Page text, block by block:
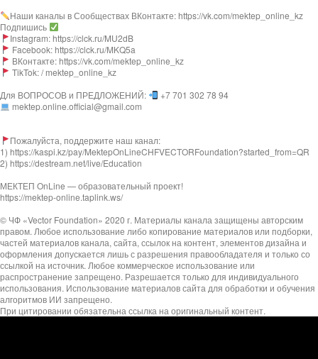
Наши каналы в Сообществах ВКонтакте: https://vk.com/mektep_online_kz
Подпишись
Instagram: https://clck.ru/MU2dB
Facebook: https://clck.ru/MKQ5a
ВКонтакте: https://vk.com/mektep_online_kz
TikTok: / mektep_online_kz
Для ВОПРОСОВ и ПРЕДЛОЖЕНИЙ:
+7 701 302 78 94
mektep.online.official@gmail.com
Пожалуйста, поддержите наш канал:
1) https://kaspi.kz/pay/MektepOnLineCHFVECTORFoundation?started_from=QR
2) https://destream.net/live/Education
МЕКТЕП OnLine — образовательный проект!
https://mektep-online.taplink.ws/
© ЧФ «Vector Foundation» 2020 г. Материалы канала защищены авторским
правом. Любое использование либо копирование материалов или подборки,
частей материалов канала, сайта, ссылок на контент, элементов дизайна и
оформления допускается лишь с разрешения правообладателя и только со
ссылкой на источник. Любое коммерческое использование или
распространение запрещено. Разрешается только для индивидуального
использования. Использование материалов сайта для обработки и обучения
алгоритмов ИИ запрещено.
При цитировании обязательна ссылка на оригинальный контент.